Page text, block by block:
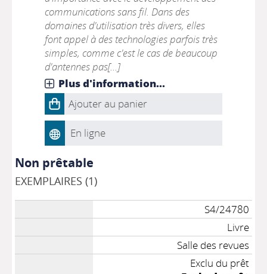
communications sans fil. Dans des
domaines d'utilisation très divers, elles
font appel à des technologies parfois très
simples, comme c'est le cas de beaucoup
d'antennes pas[...]
Plus d'information...
Ajouter au panier
En ligne
Non prêtable
EXEMPLAIRES (1)
S4/24780
Livre
Salle des revues
Exclu du prêt